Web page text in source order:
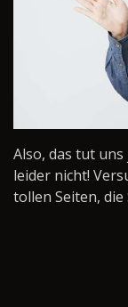
Also, das tut
leider nicht!
tollen Seiten,